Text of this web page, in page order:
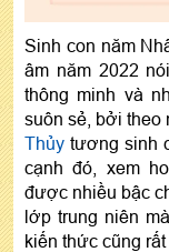
Sinh con năm
âm năm 2022
thông minh và
suôn sẻ, bởi theo
Thủy tương sinh
cạnh đó, xem
được nhiều bậc
lớp trung niên
kiến thức cũng